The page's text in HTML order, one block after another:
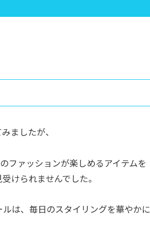
ましたが、
ファッションが楽しめるアイテムを
けられませんでした。
は、毎日のスタイリングを華やかに